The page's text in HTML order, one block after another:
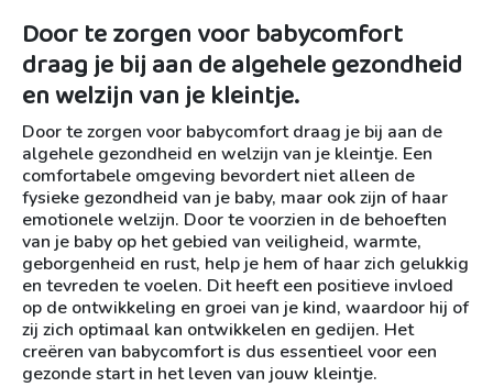
Door te zorgen voor babycomfort
draag je bij aan de algehele gezondheid
en welzijn van je kleintje.
Door te zorgen voor babycomfort draag je bij aan de
algehele gezondheid en welzijn van je kleintje. Een
comfortabele omgeving bevordert niet alleen de
fysieke gezondheid van je baby, maar ook zijn of haar
emotionele welzijn. Door te voorzien in de behoeften
van je baby op het gebied van veiligheid, warmte,
geborgenheid en rust, help je hem of haar zich gelukkig
en tevreden te voelen. Dit heeft een positieve invloed
op de ontwikkeling en groei van je kind, waardoor hij of
zij zich optimaal kan ontwikkelen en gedijen. Het
creëren van babycomfort is dus essentieel voor een
gezonde start in het leven van jouw kleintje.